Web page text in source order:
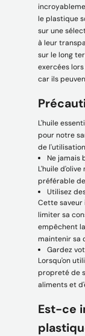
le plastique
sur une
à leur
sur le long
exercées
car ils
L'huile
pour notre
de
Ne jamais
L'huile
préférable
Utilisez
Cette saveur
limiter sa
empêchent
maintenir sa
Gardez
Lorsqu'on
propreté de
aliments et
Est-ce